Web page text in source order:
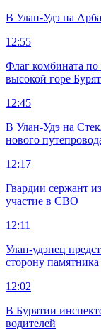
В Улан-Удэ на
12:55
Флаг комбината по
высокой горе
12:45
В Улан-Удэ на
нового
12:17
Гвардии сержант
участие в СВО
12:11
Улан-удэнец
сторону
12:02
В Бурятии
водителей